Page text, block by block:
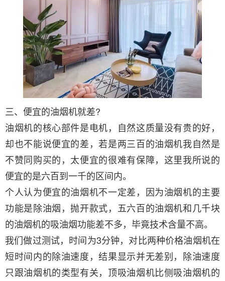
三、便宜的油烟机就差?
油烟机的核心部件是电机，自然这质量没有贵的好，
却也不能说便宜的差，若是两三百的油烟机我自然是
不赞同购买的，太便宜的很难有保障，这里我所说的
便宜的是六百到一千的区间内。
个人认为便宜的油烟机不一定差，因为油烟机的主要
功能是除油烟，抛开款式，五六百的油烟机和几千块
的油烟机的吸油烟功能差不多，毕竟技术含量不高。
我们做过测试，时间为3分钟，对比两种价格油烟机在
短时间内的除油速度，结果显示并无差别，除油速度
只跟油烟机的类型有关，顶吸油烟机比侧吸油烟机的